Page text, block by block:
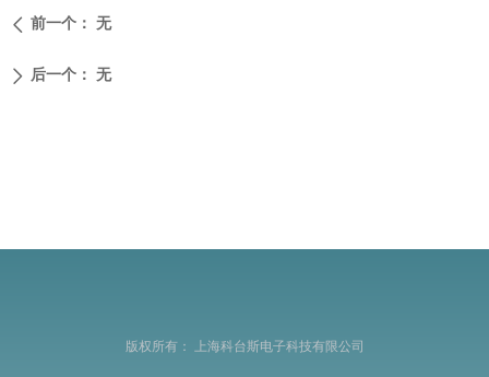
ꄴ 前一个： 无
ꄲ 后一个： 无
版权所有： 上海科台斯电子科技有限公司